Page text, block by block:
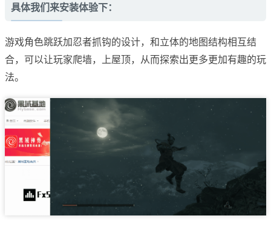
具体我们来安装体验下：
游戏角色跳跃加忍者抓钩的设计，和立体的地图结构相互结
合，可以让玩家爬墙，上屋顶，从而探索出更多更加有趣的玩
法。